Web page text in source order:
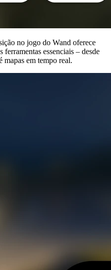
no jogo do Wand oferece
ferramentas essenciais – desde
mapas em tempo real.